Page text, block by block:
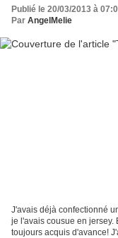
Publié le 20/03/2013 à
Par AngelMelie
J'avais déjà confectionné
je l'avais cousue en jersey.
toujours acquis d'avance!